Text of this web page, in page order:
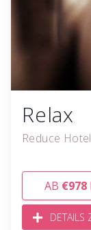
Relax
Reduce
AB €978
DETAILS